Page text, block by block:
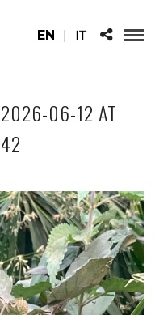
EN | IT
2026-06-12 AT